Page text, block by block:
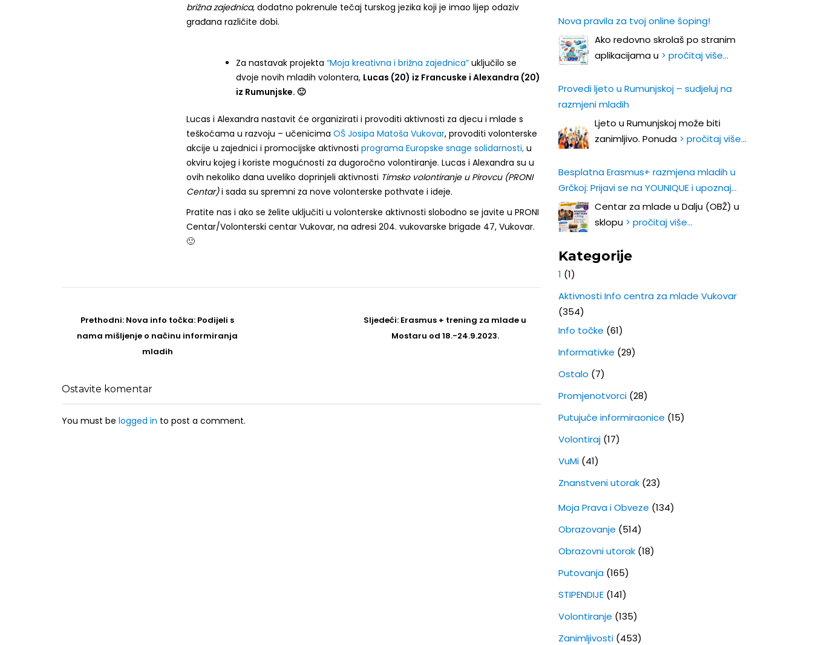
brižna zajednica, dodatno pokrenule tečaj turskog jezika koji je imao lijep odaziv
građana različite dobi.
Za nastavak projekta “Moja kreativna i brižna zajednica”uključilo se
dvoje novih mladih volontera, Lucas (20) iz Francuske i Alexandra (20)
iz Rumunjske. 🙂
Lucas i Alexandra nastavit će organizirati i provoditi aktivnosti za djecu i mlade s
teškoćama u razvoju – učenicima OŠ Josipa Matoša Vukovar, provoditi volonterske
akcije u zajednici i promocijske aktivnosti programa Europske snage solidarnosti,u
okviru kojeg i koriste mogućnosti za dugoročno volontiranje. Lucas i Alexandra su u
ovih nekoliko dana uveliko doprinjeli aktivnosti Timsko volontiranje u Pirovcu (PRONI
Centar)i sada su spremni za nove volonterske pothvate i ideje.
Pratite nas i ako se želite uključiti u volonterske aktivnosti slobodno se javite u PRONI
Centar/Volonterski centar Vukovar, na adresi 204. vukovarske brigade 47, Vukovar.
🙂
navigation
Prethodni: Prethodni
post
Nova info točka: Podijeli s
nama mišljenje o načinu informiranja
mladih
Sljedeći: Sljedeći
Post
Erasmus + trening za mlade u
Mostaru od 18.-24.9.2023.
Ostavite komentar
You must be logged in to post a comment.
Nova pravila za tvoj online šoping!
Ako redovno skrolaš po stranim
aplikacijama u > pročitaj više…
Provedi ljeto u Rumunjskoj – sudjeluj na
razmjeni mladih
Ljeto u Rumunjskoj može biti
zanimljivo. Ponuda > pročitaj više…
Besplatna Erasmus+ razmjena mladih u
Grčkoj: Prijavi se na YOUNIQUE i upoznaj
Europu iz prve ruke!
Centar za mlade u Dalju (OBŽ) u
sklopu > pročitaj više…
Kategorije
1 (1)
Aktivnosti Info centra za mlade Vukovar
(354)
Info točke (61)
Informativke (29)
Ostalo (7)
Promjenotvorci(28)
Putujuće informiraonice (15)
Volontiraj(17)
VuMi(41)
Znanstveni utorak(23)
Moja Prava i Obveze (134)
Obrazovanje (514)
Obrazovni utorak(18)
Putovanja(165)
STIPENDIJE(141)
Volontiranje (135)
Zanimljivosti(453)